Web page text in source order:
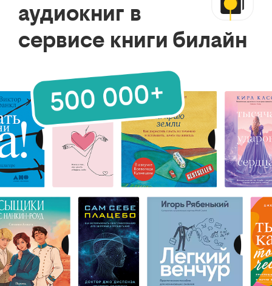
аудиокниг в
сервисе книги билайн